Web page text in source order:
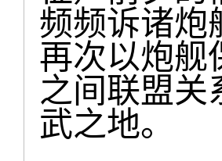
频频诉诸炮
再次以炮舰
之间联盟关
武之地。